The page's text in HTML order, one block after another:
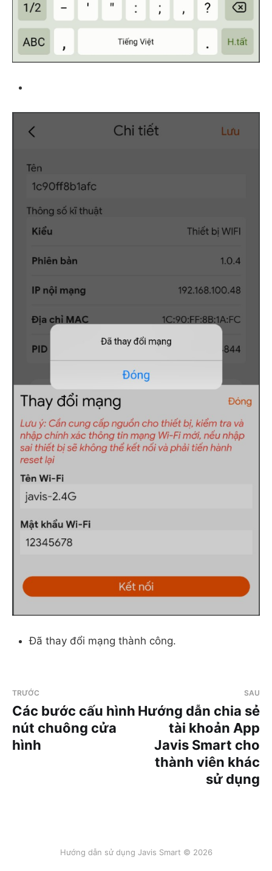
Đã thay đổi mạng thành công.
TRƯỚC
Các bước cấu hình
nút chuông cửa
hình
SAU
Hướng dẫn chia sẻ
tài khoản App
Javis Smart cho
thành viên khác
sử dụng
Hướng dẫn sử dụng Javis Smart © 2026